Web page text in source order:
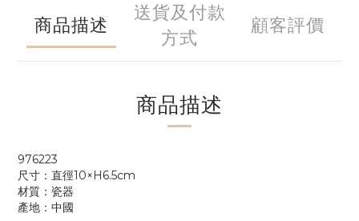
商品描述
送貨及付款
方式
顧客評價
商品描述
976223
尺寸：直徑10×H6.5cm
材質：瓷器
產地：中國